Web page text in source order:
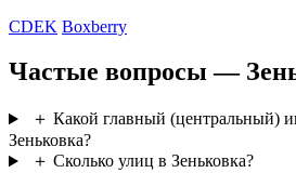
CDEK Boxberry
Частые вопросы —
＋ Какой главный (центральный)
Зеньковка?
＋ Сколько улиц в Зеньковка?